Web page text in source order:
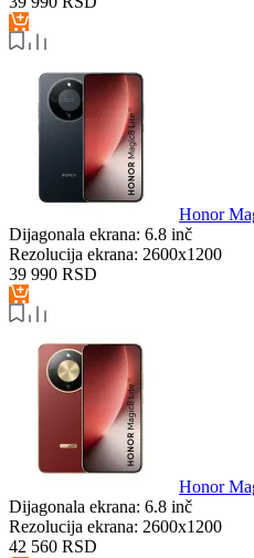
Honor
Dijagonala ekrana: 6.8 inč
Rezolucija ekrana: 2600x1200
39 990 RSD
Honor
Dijagonala ekrana: 6.8 inč
Rezolucija ekrana: 2600x1200
42 560 RSD